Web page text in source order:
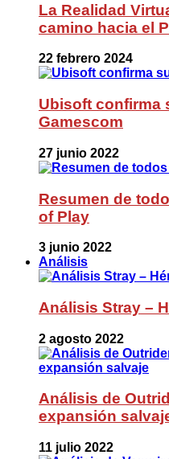
La Realidad
camino hacia el
22 febrero 2024
Ubisoft confirma
Gamescom
27 junio 2022
Resumen de
of Play
3 junio 2022
Análisis
Análisis Stray –
2 agosto 2022
Análisis de
expansión
11 julio 2022